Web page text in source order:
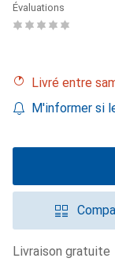
Évaluations
Livré entre
M'informer si
livraison gratuite